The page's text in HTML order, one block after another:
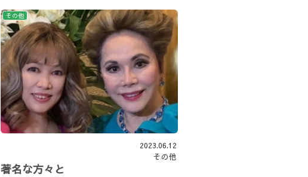
その他
2023.06.12
その他
著名な方々と